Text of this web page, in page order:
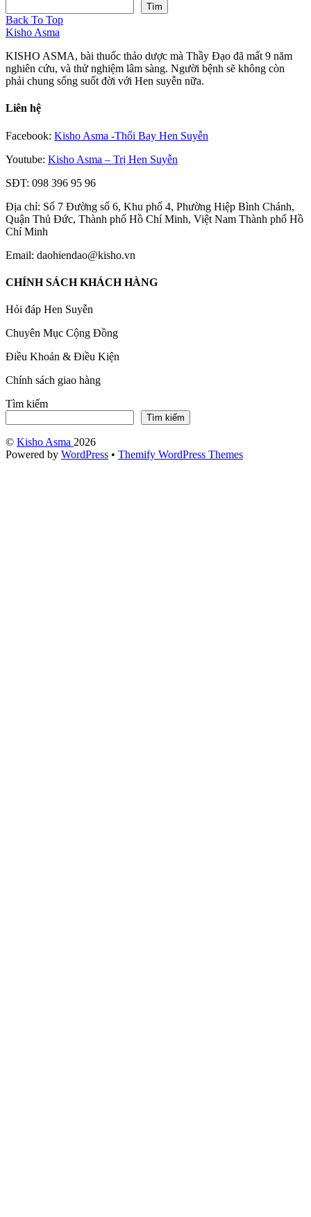
Tìm
Back To Top
Kisho Asma
KISHO ASMA, bài thuốc thảo dược mà Thầy Đạo đã mất 9 năm
nghiên cứu, và thử nghiệm lâm sàng. Người bệnh sẽ không còn
phải chung sống suốt đời với Hen suyễn nữa.
Liên hệ
Facebook: Kisho Asma -Thổi Bay Hen Suyễn
Youtube: Kisho Asma – Trị Hen Suyễn
SĐT: 098 396 95 96
Địa chỉ: Số 7 Đường số 6, Khu phố 4, Phường Hiệp Bình Chánh,
Quận Thủ Đức, Thành phố Hồ Chí Minh, Việt Nam Thành phố Hồ
Chí Minh
Email: daohiendao@kisho.vn
CHÍNH SÁCH KHÁCH HÀNG
Hỏi đáp Hen Suyễn
Chuyên Mục Cộng Đồng
Điều Khoản & Điều Kiện
Chính sách giao hàng
Tìm kiếm
Tìm kiếm
© Kisho Asma 2026
Powered by WordPress • Themify WordPress Themes